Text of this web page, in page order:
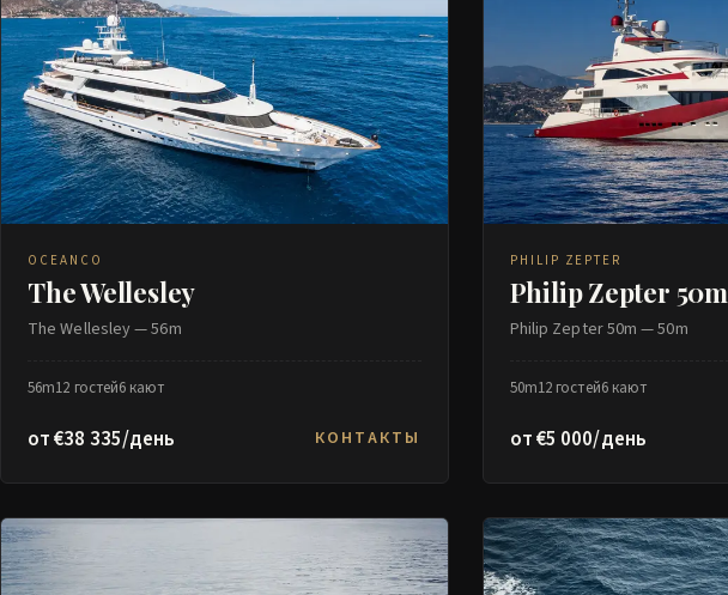
OCEANCO
The Wellesley
The Wellesley — 56m
56m12 гостей6 кают
от €38 335/день КОНТАКТЫ
PHILIP ZEPTER
Philip Zepter 50m
Philip Zepter 50m — 50m
50m12 гостей6 кают
от €5 000/день